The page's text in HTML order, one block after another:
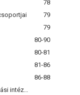
78
79
79
80-90
80-81
81-86
86-88